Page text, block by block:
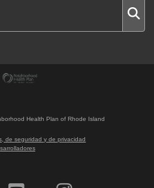
Health Plan of Rhode Island
de seguridad y de privacidad